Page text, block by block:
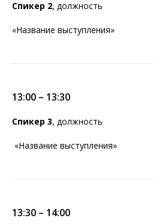
Спикер 2, должность
«Название выступления»
13:00 – 13:30
Спикер 3, должность
«Название выступления»
13:30 – 14:00
Общение со спикерами в
Безлимитный нетворкинг